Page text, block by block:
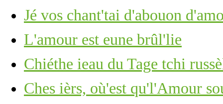
Jé vos chant'tai d'abouon
L'amour est eune brûl'lie
Chiéthe ieau du Tage tchi
Ches ièrs, où'est qu'l'Amour